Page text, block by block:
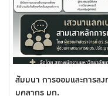
สัมมนา การออมและการ
บุคลากร มก.